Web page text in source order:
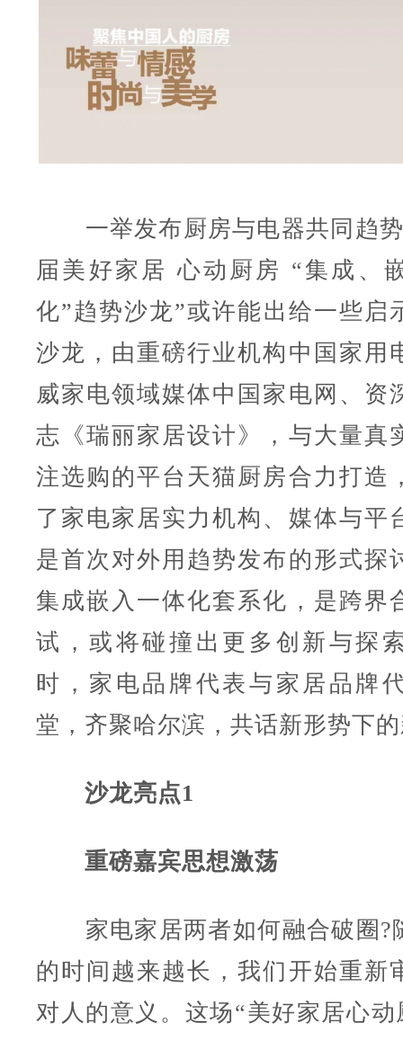
一举发布厨房与电器共同趋势
届美好家居 心动厨房 “集成、
化”趋势沙龙”或许能出给一些启
沙龙，由重磅行业机构中国家用
威家电领域媒体中国家电网、资
志《瑞丽家居设计》，与大量真
注选购的平台天猫厨房合力打造
了家电家居实力机构、媒体与平
是首次对外用趋势发布的形式探
集成嵌入一体化套系化，是跨界
试，或将碰撞出更多创新与探
时，家电品牌代表与家居品牌
堂，齐聚哈尔滨，共话新形势下
沙龙亮点1
重磅嘉宾思想激荡
家电家居两者如何融合破圈?
的时间越来越长，我们开始重新
对人的意义。这场“美好家居心